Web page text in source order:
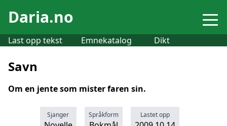
Daria.no
Last opp tekst Emnekatalog Dikt
Savn
Om en jente som mister faren sin.
Sjanger Språkform Lastet opp